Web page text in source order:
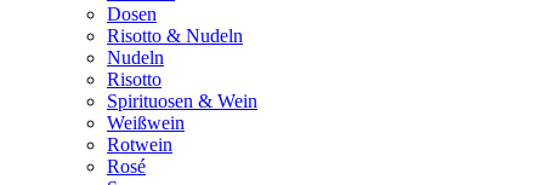
Dosen
Risotto & Nudeln
Nudeln
Risotto
Spirituosen & Wein
Weißwein
Rotwein
Rosé